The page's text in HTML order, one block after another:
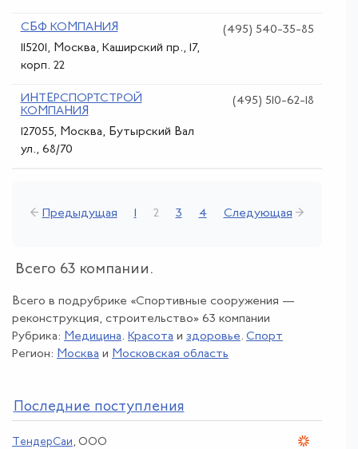
СБФ КОМПАНИЯ
115201, Москва, Каширский пр., 17,
корп. 22
(495) 540-35-85
ИНТЕРСПОРТСТРОЙ
КОМПАНИЯ
127055, Москва, Бутырский Вал
ул., 68/70
(495) 510-62-18
← Предыдущая 1 2 3 4 Следующая →
Всего 63 компании.
Всего в подрубрике «Спортивные сооружения —
реконструкция, строительство» 63 компании
Рубрика: Медицина. Красота и здоровье. Спорт
Регион: Москва и Московская область
Последние поступления
ТендерСаи , ООО